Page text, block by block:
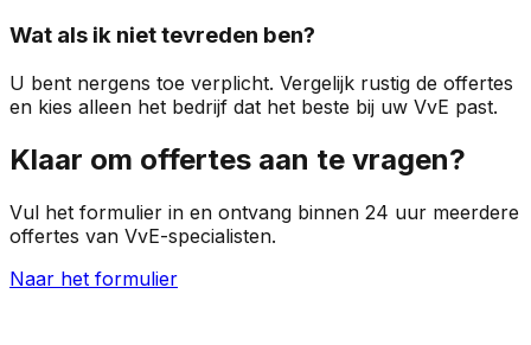
Wat als ik niet tevreden ben?
U bent nergens toe verplicht. Vergelijk rustig de offertes
en kies alleen het bedrijf dat het beste bij uw VvE past.
Klaar om offertes aan te vragen?
Vul het formulier in en ontvang binnen 24 uur meerdere
offertes van VvE-specialisten.
Naar het formulier